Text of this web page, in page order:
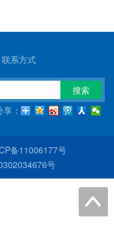
联系方式
搜索
享：
备11006177号
号